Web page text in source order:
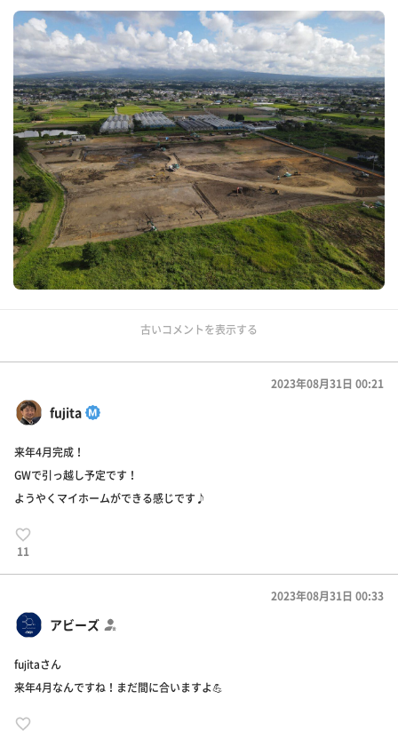
古いコメントを表示する
fujita
2023年08月31日 00:21
来年4月完成！
GWで引っ越し予定です！
ようやくマイホームができる感じです♪
11
アビーズ
2023年08月31日 00:33
fujitaさん
来年4月なんですね！まだ間に合いますよ💪